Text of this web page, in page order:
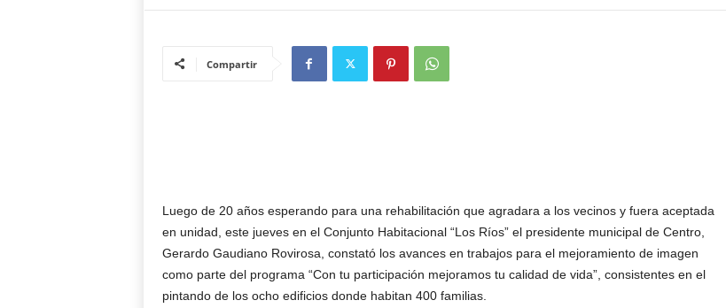
Compartir
Luego de 20 años esperando para una rehabilitación que agradara a los vecinos y fuera aceptada
en unidad, este jueves en el Conjunto Habitacional “Los Ríos” el presidente municipal de Centro,
Gerardo Gaudiano Rovirosa, constató los avances en trabajos para el mejoramiento de imagen
como parte del programa “Con tu participación mejoramos tu calidad de vida”, consistentes en el
pintando de los ocho edificios donde habitan 400 familias.